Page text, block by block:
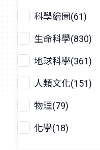
科學繪圖(61)
生命科學(830)
地球科學(361)
人類文化(151)
物理(79)
化學(18)